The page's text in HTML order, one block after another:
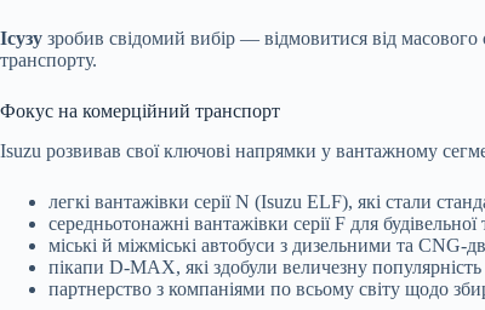
Ісузу зробив свідомий вибір — відмовитися від масового
транспорту.
Фокус на комерційний транспорт
Isuzu розвивав свої ключові напрямки у вантажному
легкі вантажівки серії N (Isuzu ELF), які стали
середньотонажні вантажівки серії F для будівельної
міські й міжміські автобуси з дизельними та CNG-
пікапи D-MAX, які здобули величезну
партнерство з компаніями по всьому світу щодо